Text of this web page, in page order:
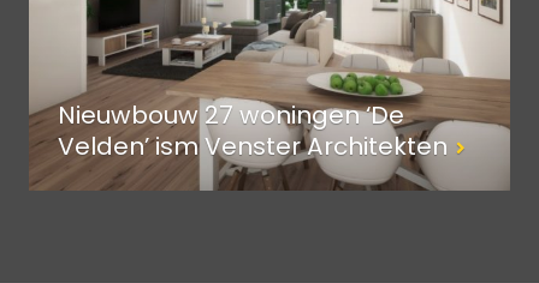
Nieuwbouw 27 woningen ‘De
Velden’ ism Venster Architekten